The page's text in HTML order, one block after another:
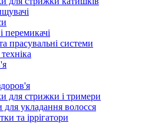
перемикачі
прасувальні системи
для стрижки і тримери
укладання волосся
та іррігатори